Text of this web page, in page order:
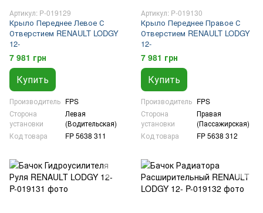
Артикул: P-019129
Крыло Переднее Левое С
Отверстием RENAULT LODGY
12-
7 981 грн
Купить
Производитель FPS
Сторона
установки
Левая
(Водительская)
Код товара
FP 5638 311
Артикул: P-019130
Крыло Переднее Правое С
Отверстием RENAULT LODGY
12-
7 981 грн
Купить
Производитель FPS
Сторона
установки
Правая
(Пассажирская)
Код товара
FP 5638 312